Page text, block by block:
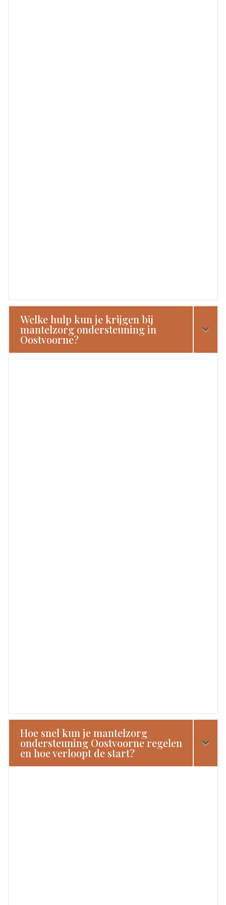
Welke hulp kun je krijgen bij
mantelzorg ondersteuning in
Oostvoorne?
Hoe snel kun je mantelzorg
ondersteuning Oostvoorne regelen
en hoe verloopt de start?